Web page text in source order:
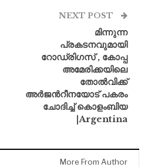
NEXT POST
മിന്നുന്ന
പ്രകടനവുമായി
റോഡ്രിഗസ് , കോപ്പ
അമേരിക്കയിലെ
തോല്‍വിക്ക്
അര്‍ജന്‍റീനയോട് പകരം
ചോദിച്ച് കൊളംബിയ
|Argentina
More From Author